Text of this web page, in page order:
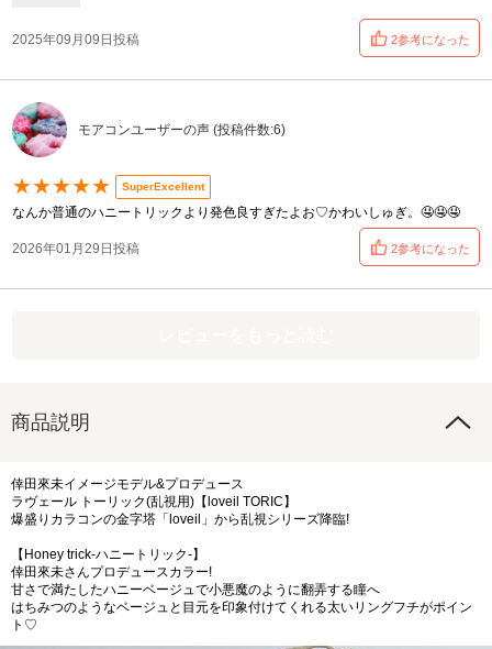
2025年09月09日投稿 2参考になった
モアコンユーザーの声 (投稿件数:6)
★★★★★ SuperExcellent
なんか普通のハニートリックより発色良すぎたよお♡かわいしゅぎ。🤤🤤🤤
2026年01月29日投稿 2参考になった
商品説明
倖田來未イメージモデル&プロデュース
ラヴェール トーリック(乱視用)【loveil TORIC】
爆盛りカラコンの金字塔「loveil」から乱視シリーズ降臨!
【Honey trick-ハニートリック-】
倖田來未さんプロデュースカラー!
甘さで満たしたハニーベージュで小悪魔のように翻弄する瞳へ
はちみつのようなベージュと目元を印象付けてくれる太いリングフチがポイン
ト♡